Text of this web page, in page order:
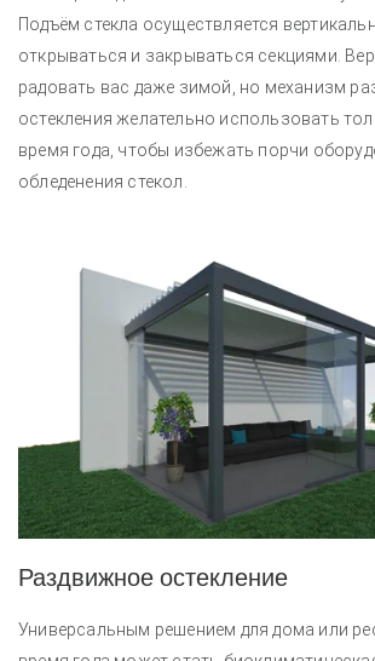
Подъём стекла осуществляется
открываться и закрываться секциями.
радовать вас даже зимой, но механизм
остекления желательно использовать
время года, чтобы избежать порчи
обледенения стекол.
Раздвижное остекление
Универсальным решением для дома или